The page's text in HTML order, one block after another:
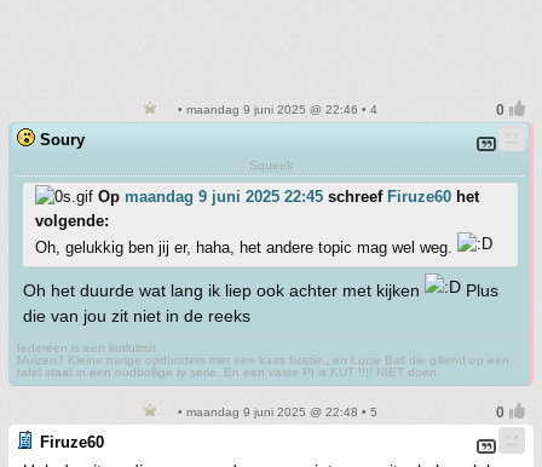
• maandag 9 juni 2025 @ 22:46 • 4
Soury
Squeek
Op maandag 9 juni 2025 22:45 schreef Firuze60 het
volgende:
Oh, gelukkig ben jij er, haha, het andere topic mag wel weg.
Oh het duurde wat lang ik liep ook achter met kijken
Plus
die van jou zit niet in de reeks
Iedereen is een kutlultrut
Muizen? Kleine harige opdonders met een kaas fixatie., en Lucie Ball die gillend op een
tafel staat in een oudbollige tv serie. En een vaste PI is KUT !!!! NIET doen
• maandag 9 juni 2025 @ 22:48 • 5
Firuze60